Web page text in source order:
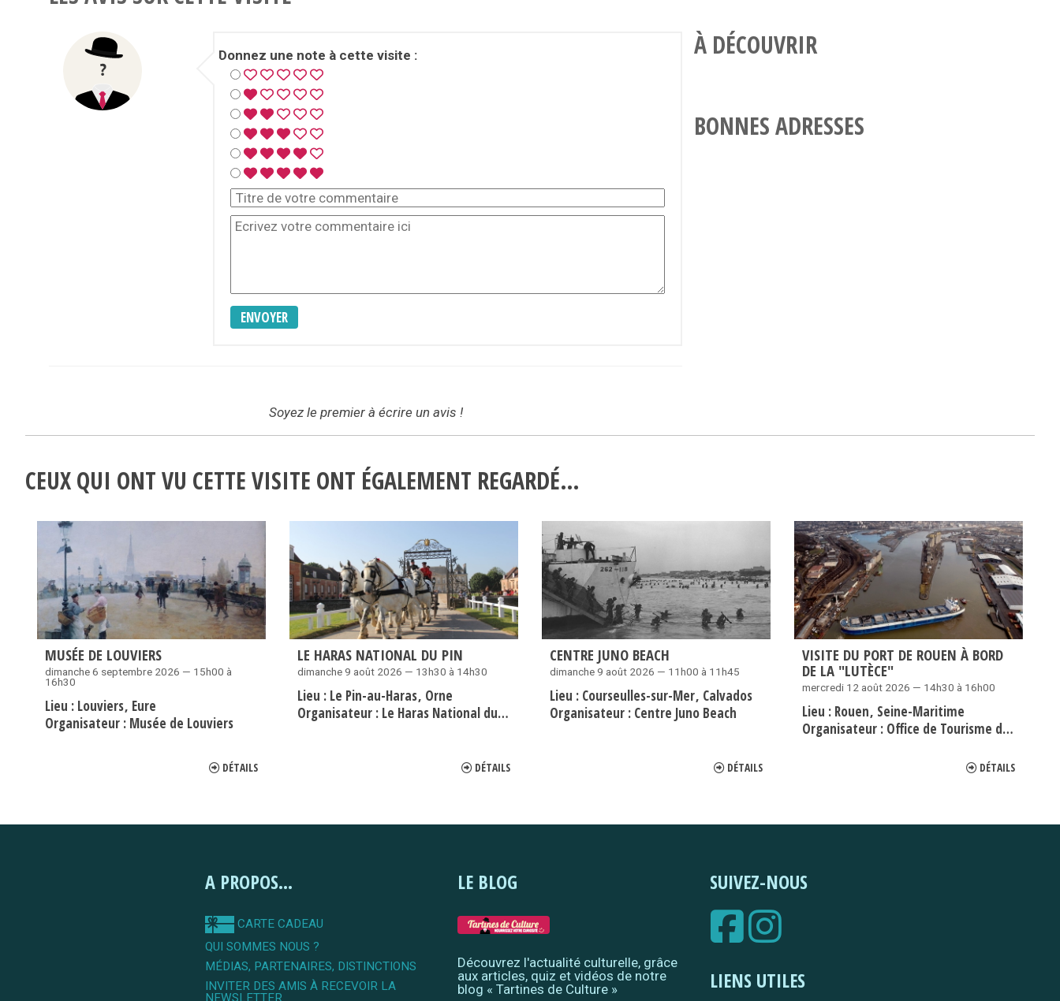
Donnez une note à cette visite :
ENVOYER
Soyez le premier à écrire un avis !
À DÉCOUVRIR
BONNES ADRESSES
CEUX QUI ONT VU CETTE VISITE ONT ÉGALEMENT REGARDÉ…
MUSÉE DE LOUVIERS
dimanche 6 septembre 2026 — 15h00 à
16h30
Lieu : Louviers Eure
Organisateur : Musée de Louviers
DÉTAILS
LE HARAS NATIONAL DU PIN
dimanche 9 août 2026 — 13h30 à 14h30
Lieu : Le Pin-au-Haras Orne
Organisateur : Le Haras National du Pin
DÉTAILS
CENTRE JUNO BEACH
dimanche 9 août 2026 — 11h00 à 11h45
Lieu : Courseulles-sur-Mer Calvados
Organisateur : Centre Juno Beach
DÉTAILS
VISITE DU PORT DE ROUEN À BORD
DE LA "LUTÈCE"
mercredi 12 août 2026 — 14h30 à 16h00
Lieu : Rouen Seine-Maritime
Organisateur : Office de Tourisme de Rouen
DÉTAILS
A PROPOS...
CARTE CADEAU
QUI SOMMES NOUS ?
MÉDIAS, PARTENAIRES, DISTINCTIONS
INVITER DES AMIS À RECEVOIR LA
NEWSLETTER
LE BLOG
Découvrez l'actualité culturelle, grâce
aux articles, quiz et vidéos de notre
blog « Tartines de Culture »
SUIVEZ-NOUS
LIENS UTILES